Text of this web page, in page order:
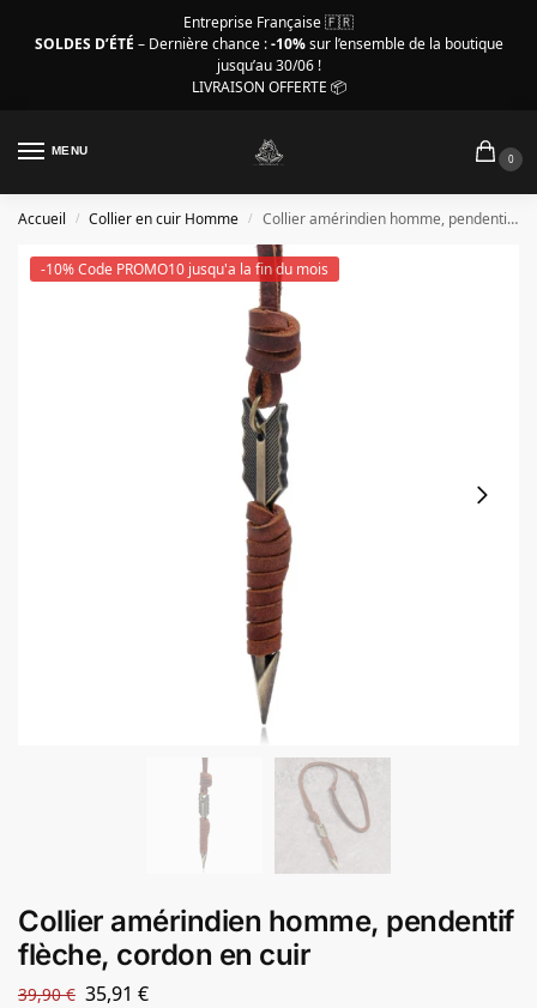
Entreprise Française 🇫🇷
SOLDES D’ÉTÉ – Dernière chance :-10%sur l’ensemble de la boutique
jusqu’au 30/06 !
LIVRAISON OFFERTE 📦
MENU
0
Accueil / Collier en cuir Homme / Collier amérindien homme, pendentif flèche, cordon en cuir
-10% Code PROMO10 jusqu'a la fin du mois
Collier amérindien homme, pendentif
flèche, cordon en cuir
39,90€ 35,91 €